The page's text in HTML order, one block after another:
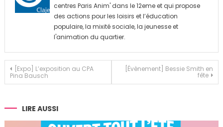
centres Paris Anim' dans le 12eme et qui propose
des actions pour les loisirs et l’éducation
populaire, la mixité sociale, la jeunesse et
l'animation du quartier.
Navigation
de
l’article
[Expo] L’exposition au CPA
Pina Bausch
[Évènement] Bessie Smith en
fête
LIRE AUSSI